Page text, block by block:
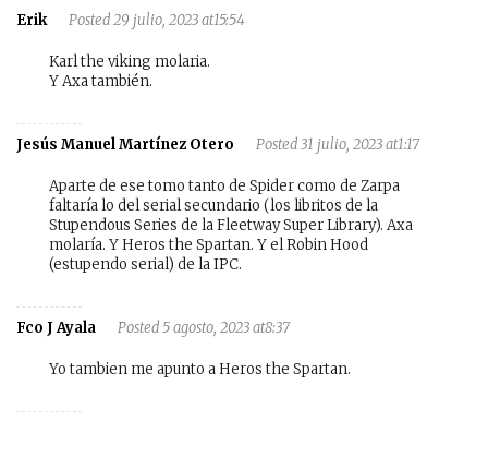
Erik Posted 29 julio, 2023 at15:54
Karl the viking molaria.
Y Axa también.
Jesús Manuel Martínez Otero Posted 31 julio, 2023 at1:17
Aparte de ese tomo tanto de Spider como de Zarpa
faltaría lo del serial secundario (los libritos de la
Stupendous Series de la Fleetway Super Library). Axa
molaría. Y Heros the Spartan. Y el Robin Hood
(estupendo serial) de la IPC.
Fco J Ayala Posted 5 agosto, 2023 at8:37
Yo tambien me apunto a Heros the Spartan.